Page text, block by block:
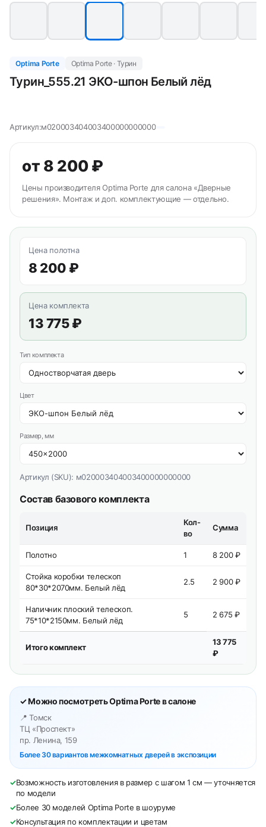
Optima Porte Optima Porte · Турин
Турин_555.21 ЭКО-шпон Белый лёд
Артикул:м020003404003400000000000
от 8 200 ₽
Цены производителя Optima Porte для салона «Дверные
решения». Монтаж и доп. комплектующие — отдельно.
Цена полотна
8 200 ₽
Цена комплекта
13 775 ₽
Тип комплекта
Цвет
Размер, мм
Артикул (SKU): м020003404003400000000000
Состав базового комплекта
Позиция
Кол-
во
Сумма
Полотно 1 8 200 ₽
Стойка коробки телескоп
80*30*2070мм. Белый лёд
2.5 2 900 ₽
Наличник плоский телескоп.
75*10*2150мм. Белый лёд
5 2 675 ₽
Итого комплект
13 775
₽
✓ Можно посмотреть Optima Porte в салоне
📍 Томск
ТЦ «Проспект»
пр. Ленина, 159
Более 30 вариантов межкомнатных дверей в экспозиции
✓Возможность изготовления в размер с шагом 1 см — уточняется
по модели
✓Более 30 моделей Optima Porte в шоуруме
✓Консультация по комплектации и цветам